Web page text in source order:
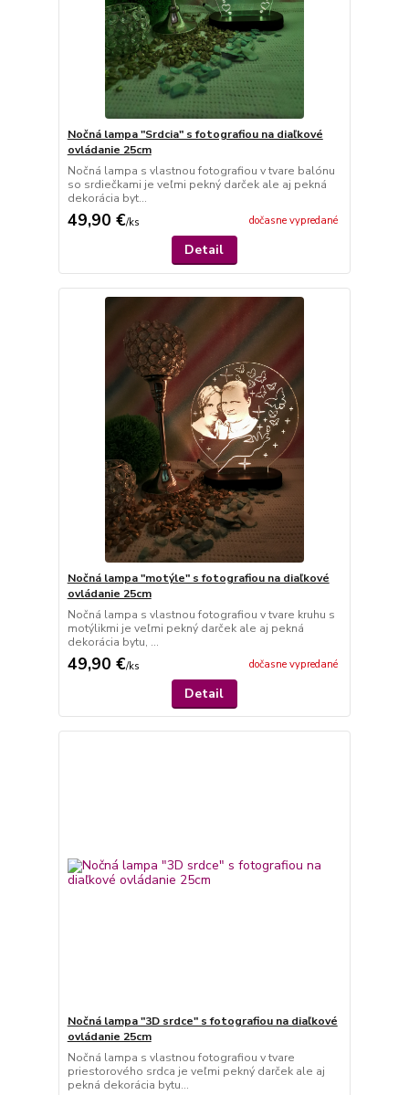
Nočná lampa "Srdcia" s fotografiou na diaľkové
ovládanie 25cm
Nočná lampa s vlastnou fotografiou v tvare balónu
so srdiečkami je veľmi pekný darček ale aj pekná
dekorácia byt...
49,90 €/ks dočasne vypredané
Detail
Nočná lampa "motýle" s fotografiou na diaľkové
ovládanie 25cm
Nočná lampa s vlastnou fotografiou v tvare kruhu s
motýlikmi je veľmi pekný darček ale aj pekná
dekorácia bytu, ...
49,90 €/ks dočasne vypredané
Detail
Nočná lampa "3D srdce" s fotografiou na diaľkové
ovládanie 25cm
Nočná lampa s vlastnou fotografiou v tvare
priestorového srdca je veľmi pekný darček ale aj
pekná dekorácia bytu...